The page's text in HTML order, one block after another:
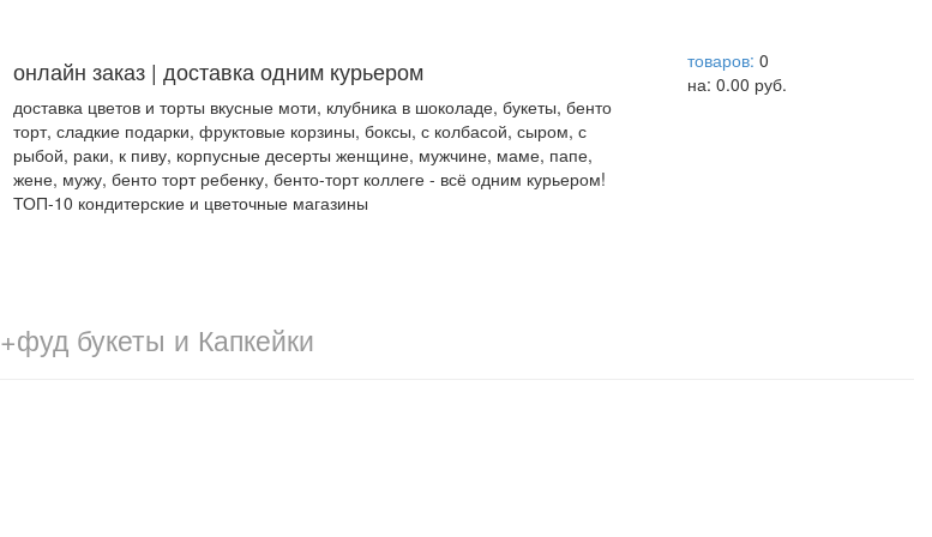
онлайн заказ | доставка одним курьером
доставка цветов и торты вкусные моти, клубника в шоколаде, букеты, бенто
торт, сладкие подарки, фруктовые корзины, боксы, с колбасой, сыром, с
рыбой, раки, к пиву, корпусные десерты женщине, мужчине, маме, папе,
жене, мужу, бенто торт ребенку, бенто-торт коллеге - всё одним курьером!
ТОП-10 кондитерские и цветочные магазины
товаров: 0
на: 0.00 руб.
+фуд букеты и Капкейки